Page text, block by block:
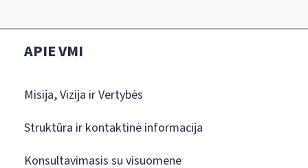
APIE VMI
Misija, Vizija ir Vertybės
Struktūra ir kontaktinė informacija
Konsultavimasis su visuomene